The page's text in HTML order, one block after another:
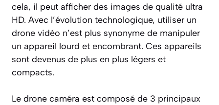
cela, il peut afficher des images de qualité ultra
HD. Avec l’évolution technologique, utiliser un
drone vidéo n’est plus synonyme de manipuler
un appareil lourd et encombrant. Ces appareils
sont devenus de plus en plus légers et
compacts.
Le drone caméra est composé de 3 principaux